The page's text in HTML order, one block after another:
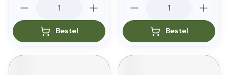
Bestel Bestel